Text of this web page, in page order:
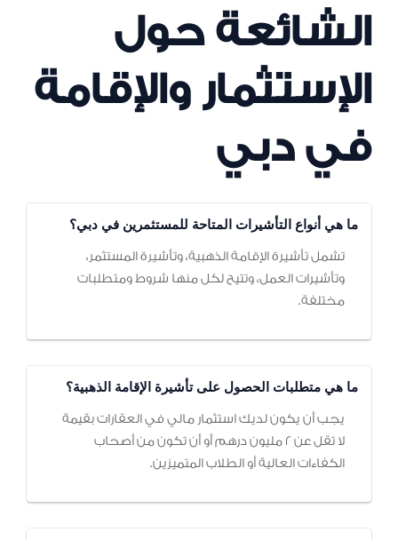
الشائعة حول
الإستثمار والإقامة
في دبي
ما هي أنواع التأشيرات المتاحة للمستثمرين في دبي؟
تشمل تأشيرة الإقامة الذهبية، وتأشيرة المستثمر،
وتأشيرات العمل، وتتيح لكل منها شروط ومتطلبات
مختلفة.
ما هي متطلبات الحصول على تأشيرة الإقامة الذهبية؟
يجب أن يكون لديك استثمار مالي في العقارات بقيمة
لا تقل عن 2 مليون درهم أو أن تكون من أصحاب
الكفاءات العالية أو الطلاب المتميزين.